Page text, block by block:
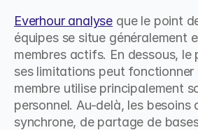
Everhour analyse que le point
équipes se situe généralement
membres actifs. En dessous,
ses limitations peut fonctionner
membre utilise principalement
personnel. Au-delà, les
synchrone, de partage de